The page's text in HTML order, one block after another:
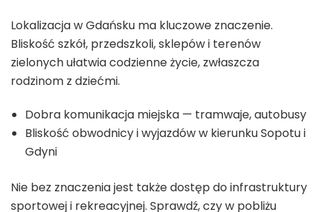
Lokalizacja w Gdańsku ma kluczowe znaczenie.
Bliskość szkół, przedszkoli, sklepów i terenów
zielonych ułatwia codzienne życie, zwłaszcza
rodzinom z dziećmi.
Dobra komunikacja miejska — tramwaje, autobusy
Bliskość obwodnicy i wyjazdów w kierunku Sopotu i
Gdyni
Nie bez znaczenia jest także dostęp do infrastruktury
sportowej i rekreacyjnej. Sprawdź, czy w pobliżu